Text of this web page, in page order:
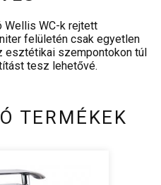
Wellis WC-k rejtett
felületén csak egyetlen
esztétikai szempontokon túl
tesz lehetővé.
TERMÉKEK